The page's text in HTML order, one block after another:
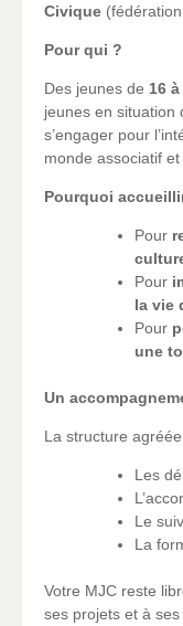
Civique
Pour qui ?
Des jeunes de 16
jeunes en situation
s’engager pour
monde associatif
Pourquoi
Pour
Pour
la vie
Pour
une
Un
La structure
Les
Le
La
Votre MJC reste
ses projets et à ses